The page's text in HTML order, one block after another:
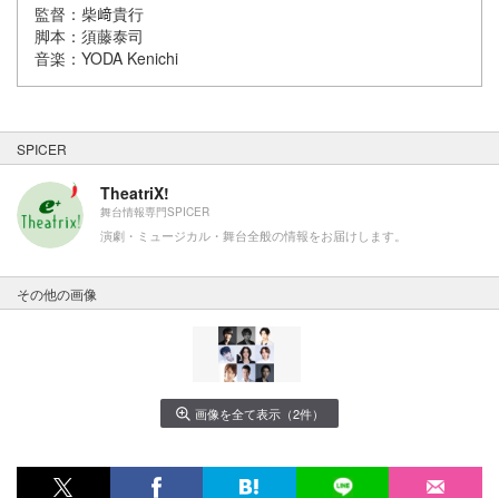
監督：柴﨑貴行
脚本：須藤泰司
音楽：YODA Kenichi
SPICER
TheatriX!
舞台情報専門SPICER
演劇・ミュージカル・舞台全般の情報をお届けします。
その他の画像
画像を全て表示（2件）